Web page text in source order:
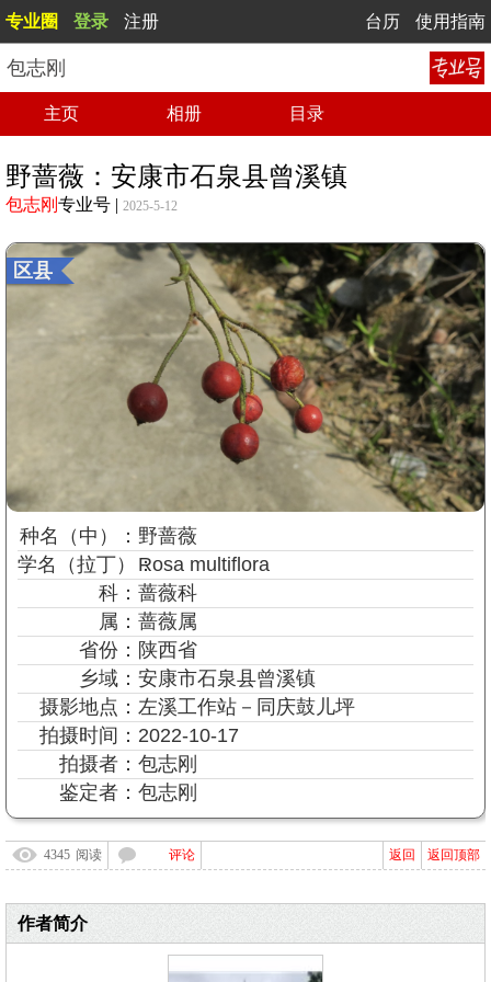
专业圈 登录 注册 台历 使用指南
包志刚
主页 相册 目录
野蔷薇：安康市石泉县曾溪镇
包志刚 专业号 | 2025-5-12
种名 （中） ： 野蔷薇
学名
（拉丁） ：
Rosa multiflora
科： 蔷薇科
属： 蔷薇属
省份： 陕西省
乡域： 安康市石泉县曾溪镇
摄影地点： 左溪工作站－同庆鼓儿坪
拍摄时间： 2022-10-17
拍摄者： 包志刚
鉴定者： 包志刚
4345 阅读 评论 返回顶部
返回
作者简介